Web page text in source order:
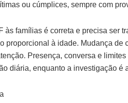
ou cúmplices, sempre com
às famílias é correta e precisa ser
proporcional à idade. Mudança
Presença, conversa e
diária, enquanto a investigação é